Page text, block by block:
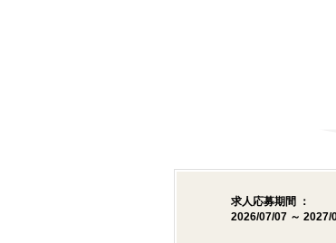
求人応募期間 ：
2026/07/07 ～ 2027/